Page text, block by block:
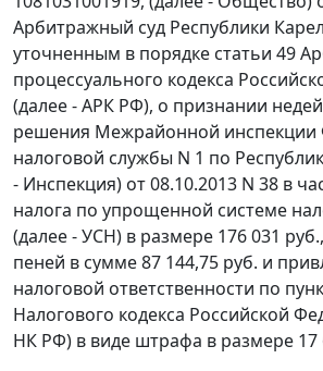
Арбитражный суд Республики
уточненным в порядке статьи 49
процессуального кодекса
(далее - АРК РФ), о признании
решения Межрайонной инспекции
налоговой службы N 1 по
- Инспекция) от 08.10.2013 N 38 в
налога по упрощенной системе
(далее - УСН) в размере 176 031
пеней в сумме 87 144,75 руб. и
налоговой ответственности по
Налогового кодекса Российской
НК РФ) в виде штрафа в размере 17